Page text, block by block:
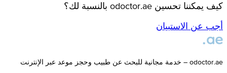
كيف يمكننا تحسين odoctor.ae بالنسبة لك؟
أجب عن الاستبيان
odoctor.ae – خدمة مجانية للبحث عن طبيب وحجز موعد عبر الإنترنت